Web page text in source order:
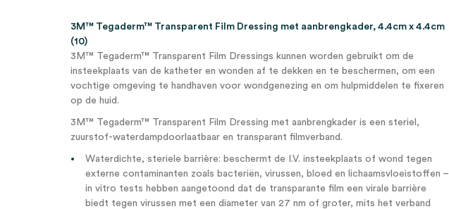
3M™ Tegaderm™ Transparent Film Dressing met aanbrengkader, 4.4cm x 4.4cm
(10)
3M™ Tegaderm™ Transparent Film Dressings kunnen worden gebruikt om de
insteekplaats van de katheter en wonden af te dekken en te beschermen, om een
vochtige omgeving te handhaven voor wondgenezing en om hulpmiddelen te fixeren
op de huid.
3M™ Tegaderm™ Transparent Film Dressing met aanbrengkader is een steriel,
zuurstof-waterdampdoorlaatbaar en transparant filmverband.
Waterdichte, steriele barrière: beschermt de I.V. insteekplaats of wond tegen
externe contaminanten zoals bacteriën, virussen, bloed en lichaamsvloeistoffen –
in vitro tests hebben aangetoond dat de transparante film een virale barrière
biedt tegen virussen met een diameter van 27 nm of groter, mits het verband